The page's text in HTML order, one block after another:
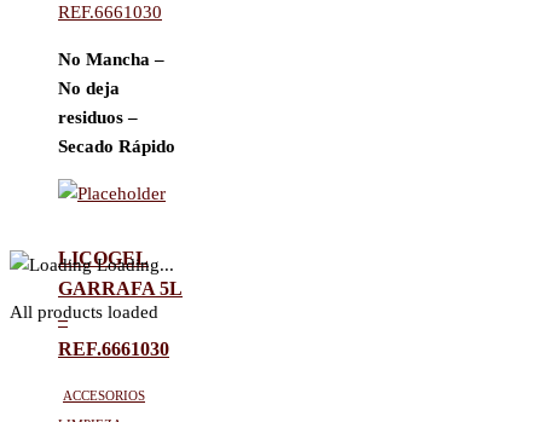
REF.6661030
No Mancha –
No deja
residuos –
Secado Rápido
LICOGEL
GARRAFA 5L
–
REF.6661030
Accesorios
Loading...
All products loaded